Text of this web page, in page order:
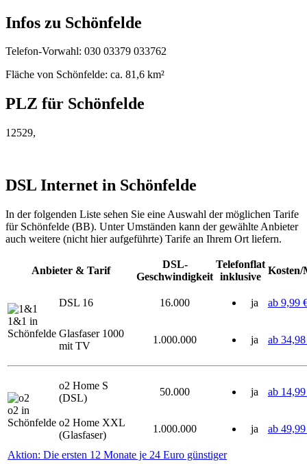
Infos zu Schönfelde
Telefon-Vorwahl: 030 03379 033762
Fläche von Schönfelde: ca. 81,6 km²
PLZ für Schönfelde
12529,
DSL Internet in Schönfelde
In der folgenden Liste sehen Sie eine Auswahl der möglichen Tarife
für Schönfelde (BB). Unter Umständen kann der gewählte Anbieter
auch weitere (nicht hier aufgeführte) Tarife an Ihrem Ort liefern.
Anbieter & Tarif
DSL-
Geschwindigkeit
Telefonflat
inklusive
Kosten/
1&1 in
Schönfelde
DSL 16 16.000 ja ab 9,99
Glasfaser 1000
mit TV
1.000.000 ja ab
o2 in
Schönfelde
o2 Home S
(DSL)
50.000 ja ab
o2 Home XXL
(Glasfaser)
1.000.000 ja ab
Aktion: Die ersten 12 Monate je 24 Euro günstiger